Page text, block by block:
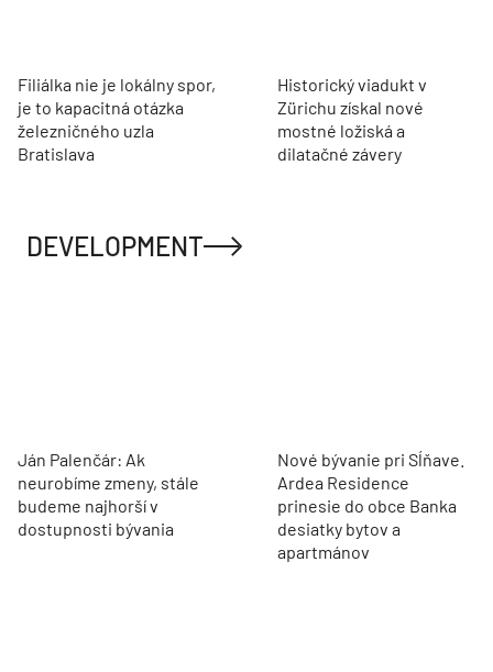
Filiálka nie je lokálny spor,
je to kapacitná otázka
železničného uzla
Bratislava
Historický viadukt v
Zürichu získal nové
mostné ložiská a
dilatačné závery
DEVELOPMENT
Ján Palenčár: Ak
neurobíme zmeny, stále
budeme najhorší v
dostupnosti bývania
Nové bývanie pri Sĺňave.
Ardea Residence
prinesie do obce Banka
desiatky bytov a
apartmánov